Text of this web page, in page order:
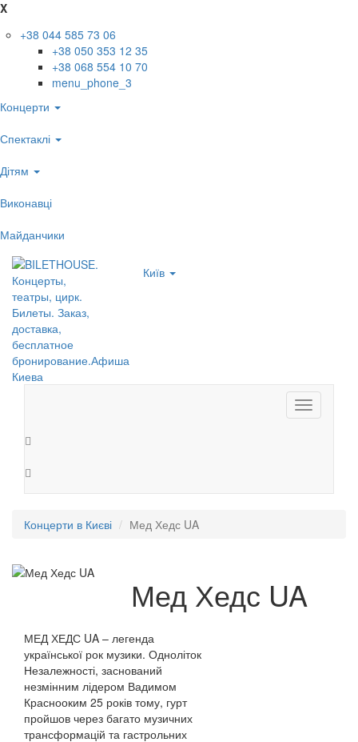
X
+38 044 585 73 06
+38 050 353 12 35
+38 068 554 10 70
menu_phone_3
Концерти
Спектаклі
Дітям
Виконавці
Майданчики
Київ
Toggle
navigation
Концерти в Києві Мед Хедс UA
Мед Хедс UA
МЕД ХЕДС UA – легенда
української рок музики. Одноліток
Незалежності, заснований
незмінним лідером Вадимом
Краснооким 25 років тому, гурт
пройшов через багато музичних
трансформацій та гастрольних